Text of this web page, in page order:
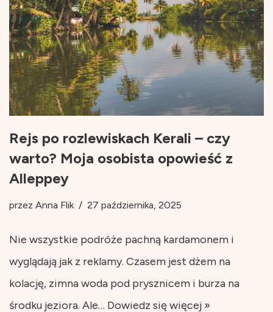
Rejs po rozlewiskach Kerali – czy
warto? Moja osobista opowieść z
Alleppey
przez Anna Flik 27 października, 2025
Nie wszystkie podróże pachną kardamonem i
wyglądają jak z reklamy. Czasem jest dżem na
kolację, zimna woda pod prysznicem i burza na
środku jeziora. Ale… Dowiedz się więcej »